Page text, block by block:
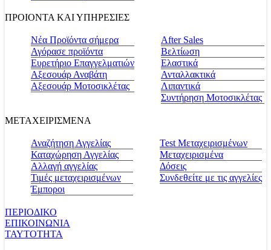
ΠΡΟΙΟΝΤΑ ΚΑΙ ΥΠΗΡΕΣΙΕΣ
Νέα Προϊόντα σήμερα
Αγόρασε προϊόντα
Ευρετήριο Επαγγελματιών
Αξεσουάρ Αναβάτη
Αξεσουάρ Μοτοσικλέτας
Αfter Sales
Βελτίωση
Ελαστικά
Ανταλλακτικά
Λιπαντικά
Συντήρηση Μοτοσικλέτας
ΜΕΤΑΧΕΙΡΙΣΜΕΝΑ
Αναζήτηση Αγγελίας
Καταχώρηση Αγγελίας
Αλλαγή αγγελίας
Τιμές μεταχειρισμένων
Έμποροι
Test Μεταχειρισμένων
Μεταχειρισμένα
Δόσεις
Συνδεθείτε με τις αγγελίες
ΠΕΡΙΟΔΙΚΟ
ΕΠΙΚΟΙΝΩΝΙΑ
ΤΑΥΤΟΤΗΤΑ